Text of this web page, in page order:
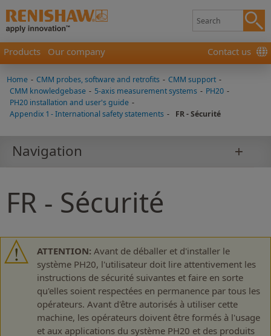
Products Our company Contact us
Home - CMM probes, software and retrofits - CMM support -
CMM knowledgebase - 5-axis measurement systems - PH20 -
PH20 installation and user's guide -
Appendix 1 - International safety statements - FR - Sécurité
Navigation
FR - Sécurité
ATTENTION: Avant de déballer et d'installer le
système PH20, l'utilisateur doit lire attentivement les
instructions de sécurité suivantes et faire en sorte
qu'elles soient respectées en permanence par tous les
opérateurs. Avant d'être autorisés à utiliser cette
machine, les opérateurs doivent être formés à l'usage
et aux applications du système PH20 et des produits